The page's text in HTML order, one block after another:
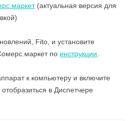
(актуальная версия для
Fito, и установите
по инструкции
к компьютеру и включите
в Диспетчере